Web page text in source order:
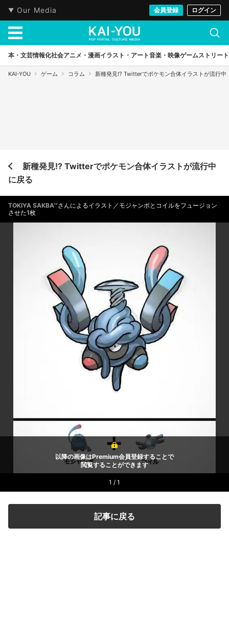
Our Media 会員登録 ログイン
本・文芸情報化社会アニメ・漫画イラスト・アート音楽・映像ゲームストリート
KAI-YOU ゲーム コラム 新種発見!? Twitterでポケモン合体イラストが流行中
新種発見!? Twitterでポケモン合体イラストが流行中
に戻る
TOKIYA SAKBA™さんによるイラスト／モジャンボとコイルをフュージョン
させた1枚
以降の画像はPremium会員登録することで
閲覧することができます
1 / 1
記事に戻る